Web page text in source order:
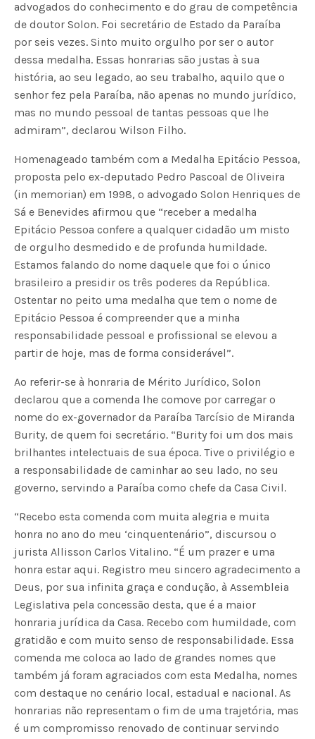
advogados do conhecimento e do grau de competência
de doutor Solon. Foi secretário de Estado da Paraíba
por seis vezes. Sinto muito orgulho por ser o autor
dessa medalha. Essas honrarias são justas à sua
história, ao seu legado, ao seu trabalho, aquilo que o
senhor fez pela Paraíba, não apenas no mundo jurídico,
mas no mundo pessoal de tantas pessoas que lhe
admiram”, declarou Wilson Filho.
Homenageado também com a Medalha Epitácio Pessoa,
proposta pelo ex-deputado Pedro Pascoal de Oliveira
(in memorian) em 1998, o advogado Solon Henriques de
Sá e Benevides afirmou que “receber a medalha
Epitácio Pessoa confere a qualquer cidadão um misto
de orgulho desmedido e de profunda humildade.
Estamos falando do nome daquele que foi o único
brasileiro a presidir os três poderes da República.
Ostentar no peito uma medalha que tem o nome de
Epitácio Pessoa é compreender que a minha
responsabilidade pessoal e profissional se elevou a
partir de hoje, mas de forma considerável”.
Ao referir-se à honraria de Mérito Jurídico, Solon
declarou que a comenda lhe comove por carregar o
nome do ex-governador da Paraíba Tarcísio de Miranda
Burity, de quem foi secretário. “Burity foi um dos mais
brilhantes intelectuais de sua época. Tive o privilégio e
a responsabilidade de caminhar ao seu lado, no seu
governo, servindo a Paraíba como chefe da Casa Civil.
“Recebo esta comenda com muita alegria e muita
honra no ano do meu ‘cinquentenário”, discursou o
jurista Allisson Carlos Vitalino. “É um prazer e uma
honra estar aqui. Registro meu sincero agradecimento a
Deus, por sua infinita graça e condução, à Assembleia
Legislativa pela concessão desta, que é a maior
honraria jurídica da Casa. Recebo com humildade, com
gratidão e com muito senso de responsabilidade. Essa
comenda me coloca ao lado de grandes nomes que
também já foram agraciados com esta Medalha, nomes
com destaque no cenário local, estadual e nacional. As
honrarias não representam o fim de uma trajetória, mas
é um compromisso renovado de continuar servindo